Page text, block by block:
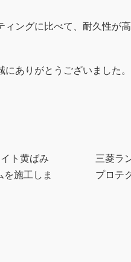
ィングに比べて、耐久性が
ありがとうございました。
ト黄ばみ
を施工しま
三菱ラ
プロテ